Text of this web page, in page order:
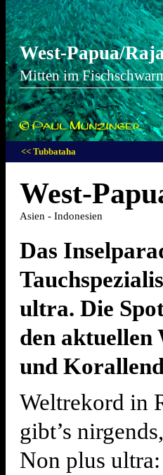
West-Papua/
Mitten im
<< Tubbataha
West-
Asien - Indonesien
Das
ultra. Die
den aktuellen
und
Weltrekord in
gibt’s
Non plus